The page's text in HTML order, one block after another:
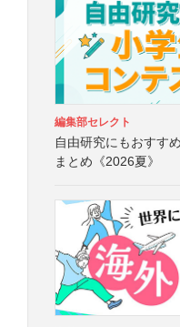
編集部セレクト
自由研究にもおすす
まとめ《2026夏》